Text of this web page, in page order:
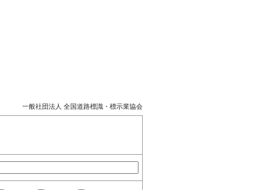
一般社団法人 全国道路標識・標示業協会